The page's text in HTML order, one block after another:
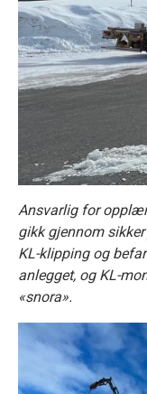
Ansvarlig for
gikk gjennom
KL-klipping og
anlegget, og KL-
«snora».